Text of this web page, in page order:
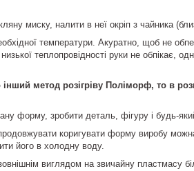
миску, налити в неї окріп з чайника
температури. Акуратно, щоб не
теплопровідності руки не обпікає,
метод розігріву Поліморф, то в
форму, зробити деталь, фігуру і будь-
коригувати форму виробу
його в холодну воду.
виглядом на звичайну пластмасу